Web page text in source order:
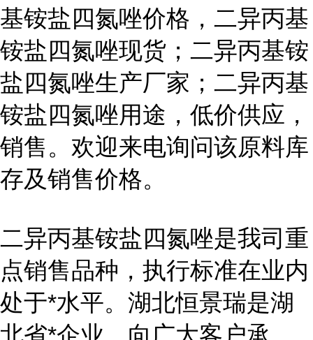
基铵盐四氮唑价格，二异丙基
铵盐四氮唑现货；二异丙基铵
盐四氮唑生产厂家；二异丙基
铵盐四氮唑用途，低价供应，
销售。欢迎来电询问该原料库
存及销售价格。
二异丙基铵盐四氮唑是我司重
点销售品种，执行标准在业内
处于*水平。湖北恒景瑞是湖
北省*企业，向广大客户承